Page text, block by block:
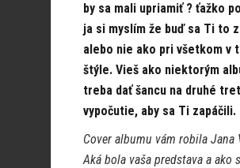
by sa mali upriamiť ? ťažko
ja si myslím že buď sa Ti to
alebo nie ako pri všetkom v
štýle. Vieš ako niektorým
treba dať šancu na druhé
vypočutie, aby sa Ti zapáčili.
Cover albumu vám robila Jana
Aká bola vaša predstava a ako